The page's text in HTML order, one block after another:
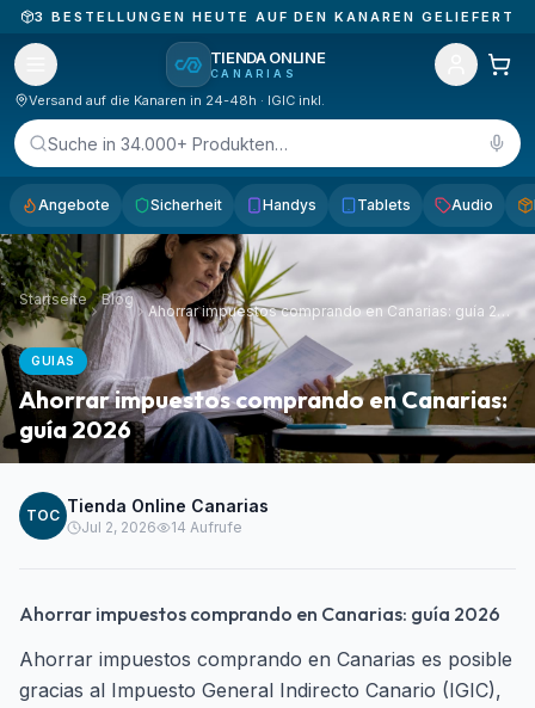
3 BESTELLUNGEN HEUTE AUF DEN KANAREN GELIEFERT
TIENDA ONLINE
CANARIAS
Versand auf die Kanaren in 24-48h · IGIC inkl.
Suche in 34.000+ Produkten…
Angebote Sicherheit Handys Tablets Audio
Startseite Blog
Ahorrar impuestos comprando en Canarias: guía 2026
GUIAS
Ahorrar impuestos comprando en Canarias:
guía 2026
TOC Tienda Online Canarias
Jul 2, 2026 14 Aufrufe
Ahorrar impuestos comprando en Canarias: guía 2026
Ahorrar impuestos comprando en Canarias es posible
gracias al Impuesto General Indirecto Canario (IGIC),